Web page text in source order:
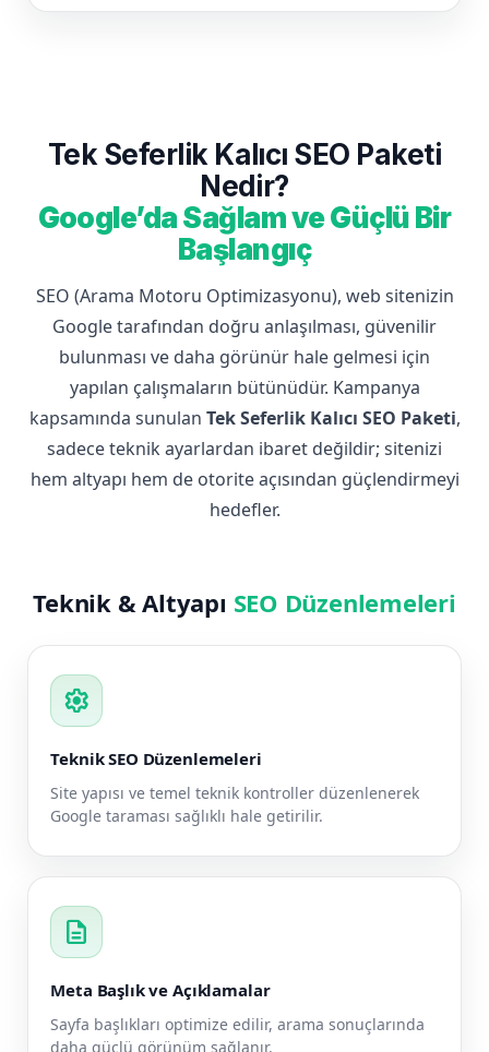
Tek Seferlik Kalıcı SEO Paketi
Nedir?
Google’da Sağlam ve Güçlü Bir
Başlangıç
SEO (Arama Motoru Optimizasyonu), web sitenizin
Google tarafından doğru anlaşılması, güvenilir
bulunması ve daha görünür hale gelmesi için
yapılan çalışmaların bütünüdür. Kampanya
kapsamında sunulan Tek Seferlik Kalıcı SEO Paketi,
sadece teknik ayarlardan ibaret değildir; sitenizi
hem altyapı hem de otorite açısından güçlendirmeyi
hedefler.
Teknik & Altyapı SEO Düzenlemeleri
settings
Teknik SEO Düzenlemeleri
Site yapısı ve temel teknik kontroller düzenlenerek
Google taraması sağlıklı hale getirilir.
description
Meta Başlık ve Açıklamalar
Sayfa başlıkları optimize edilir, arama sonuçlarında
daha güçlü görünüm sağlanır.